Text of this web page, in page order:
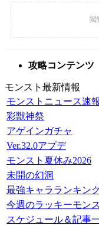
攻略コンテンツ
モンスト最新情報
モンストニュース速報
彩獣神祭
アゲインガチャ
Ver.32.0アプデ
モンスト夏休み2026
未開の幻洞
最強キャラランキン
今週のラッキーモン
スケジュール＆記事